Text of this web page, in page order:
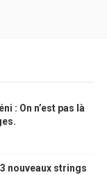
: On n’est pas là
nouveaux strings